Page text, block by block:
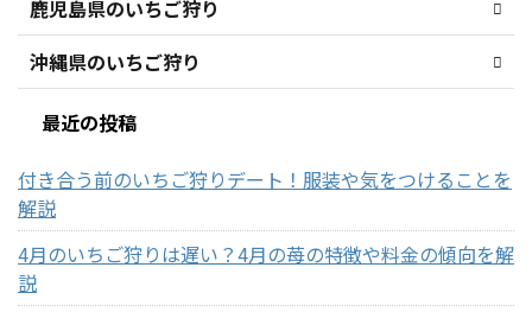
鹿児島県のいちご狩り
沖縄県のいちご狩り
最近の投稿
付き合う前のいちご狩りデート！服装や気をつけることを
解説
4月のいちご狩りは遅い？4月の苺の特徴や料金の傾向を解
説